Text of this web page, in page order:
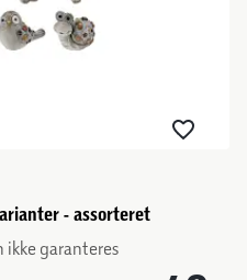
- assorteret
ikke garanteres